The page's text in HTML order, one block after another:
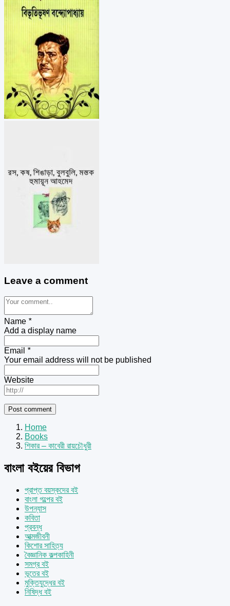
Leave a comment
Name *
Add a display name
Email *
Your email address will not be published
Website
Home
Books
শিকার – কাবেরী রায়চৌধুরী
বাংলা বইয়ের বিভাগ
প্রাপ্ত বয়স্কদের বই
বাংলা গল্পের বই
উপন্যাস
কবিতা
প্রবন্ধ
আত্মজীবনী
কিশোর সাহিত্য
বৈজ্ঞানিক কল্পকাহিনী
সমগ্র বই
ভূতের বই
মুক্তিযুদ্ধের বই
নিষিদ্ধ বই